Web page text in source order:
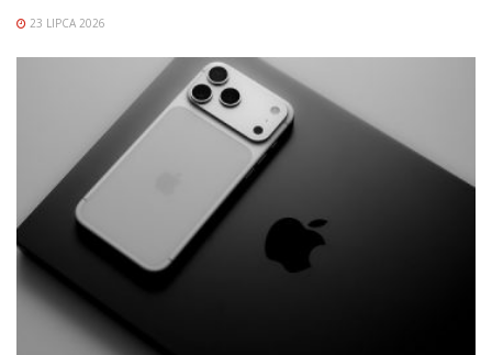
23 LIPCA 2026